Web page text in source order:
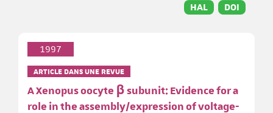
HAL DOI
1997
ARTICLE DANS UNE REVUE
A Xenopus oocyte β subunit: Evidence for a
role in the assembly/expression of voltage-